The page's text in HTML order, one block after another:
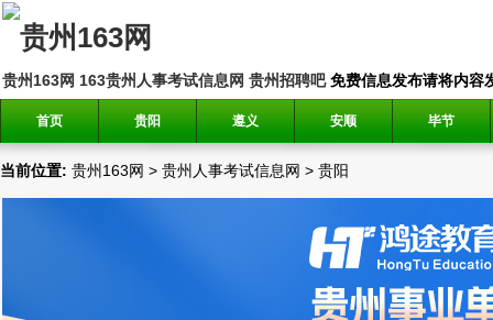
贵州163网 163贵州人事考试信息网 贵州招聘吧免费信息发布请将内容
首页 贵阳 遵义 安顺 毕节
当前位置: 贵州163网 > 贵州人事考试信息网 > 贵阳